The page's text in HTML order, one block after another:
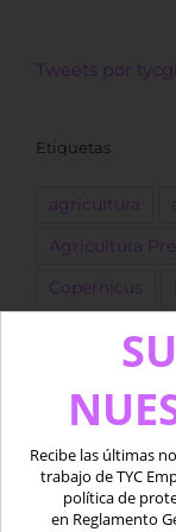
Tweets por
Etiquetas
agricultura
Agricultura
Copernicus
Google Earth
Imágenes
LIDAR
Recibe las últimas
trabajo de TYC
política de
en Reglamento